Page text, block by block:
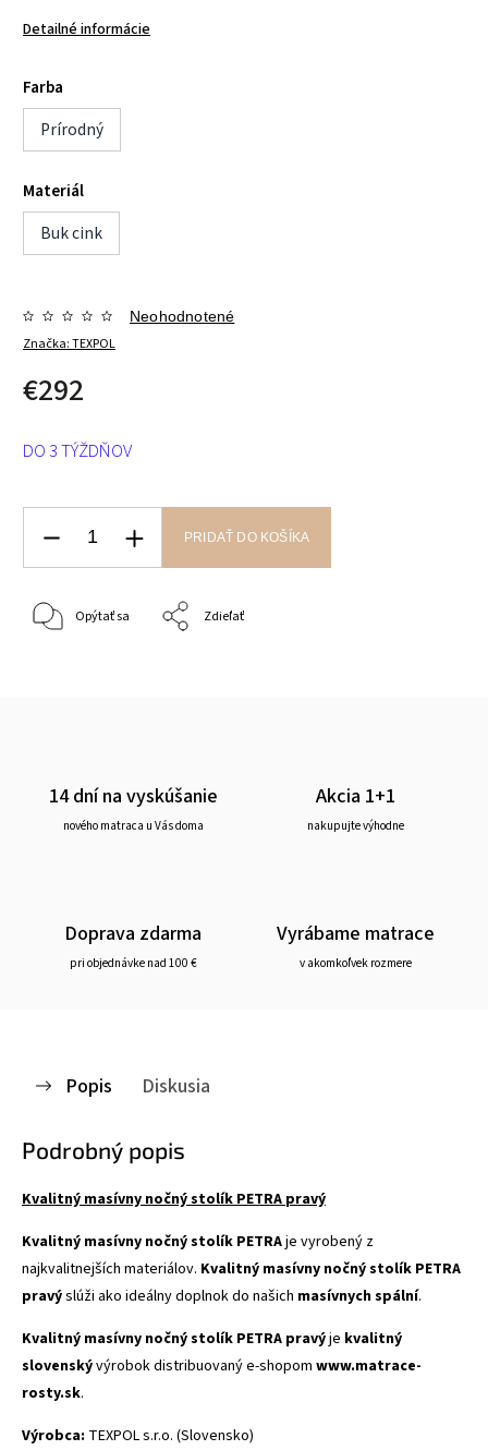
Detailné informácie
Farba
Prírodný
Materiál
Buk cink
Značka:TEXPOL
Neohodnotené
€292
DO 3 TÝŽDŇOV
PRIDAŤ DO KOŠÍKA
Opýtať sa Zdieľať
14 dní na vyskúšanie
nového matraca u Vás doma
Akcia 1+1
nakupujte výhodne
Doprava zdarma
pri objednávke nad 100 €
Vyrábame matrace
v akomkoľvek rozmere
Popis Diskusia
Podrobný popis
Kvalitný masívny nočný stolík PETRA pravý
Kvalitný masívny nočný stolík PETRAje vyrobený z
najkvalitnejších materiálov. Kvalitný masívny nočný stolík PETRA
pravýslúži ako ideálny doplnok do našich masívnych spální.
Kvalitný masívny nočný stolík PETRA pravýje kvalitný
slovenskývýrobok distribuovaný e-shopom www.matrace-
rosty.sk.
Výrobca: TEXPOL s.r.o. (Slovensko)